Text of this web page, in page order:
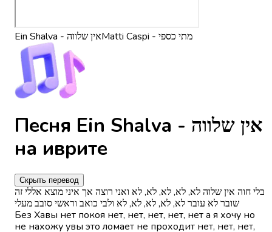
Ein Shalva - אין שלווה Matti Caspi - מתי כספי
Песня Ein Shalva - אין שלווה
на иврите
Скрыть перевод
בלי חוה אין שלוה לא, לא, לא, לא, לא ואני רוצה אך איני מוצא אללי זה
שובר לא עובר לא, לא, לא, לא, לא ולבי כואב וראשי סובב מעלי
Без Хавы нет покоя нет, нет, нет, нет, нет а я хочу но
не нахожу увы это ломает не проходит нет, нет, нет,